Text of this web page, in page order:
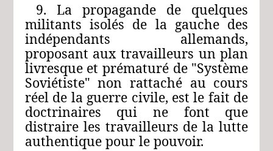
9. La propagande de quelques
militants isolés de la gauche des
indépendants allemands,
proposant aux travailleurs un plan
livresque et prématuré de "Système
Soviétiste" non rattaché au cours
réel de la guerre civile, est le fait de
doctrinaires qui ne font que
distraire les travailleurs de la lutte
authentique pour le pouvoir.